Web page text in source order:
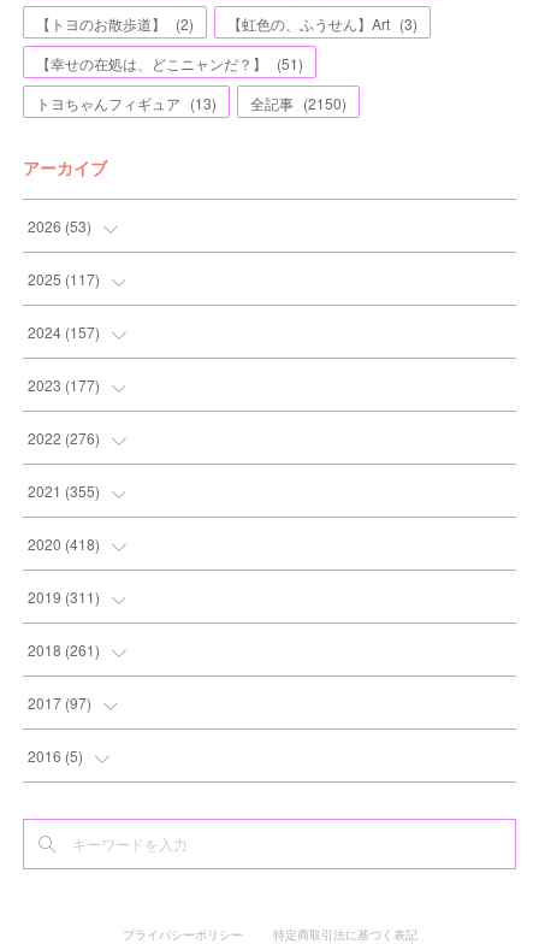
【トヨのお散歩道】
(2) 【虹色の、ふうせん】Art (3)
【幸せの在処は、どこニャンだ？】
(51)
トヨちゃんフィギュア (13) 全記事 (2150)
アーカイブ
2026 (53)
(1)
(5)
(7)
(11
2025 (117)
(11
(12
(12
(13
(9)
(9)
(12 )
2024(157)
(13
(13
(10
(13
(13)
(16)
2023 (177)
(20
(10
(11
(13
(17)
2022 (276)
(17
(16
(21
(21
(22)
2021 (355)
(19
(12
(16
(29
(38)
2020 (418)
(44
(59
(47 )
(
(49)
2019 (311)
(25
(25 )
( 24
(24)
2018 (261)
(22 )
( 23
(
2017(97)
( 24)
(
2016 (5)
(
プライバシーポリシー 特定商取引法に基づく表記